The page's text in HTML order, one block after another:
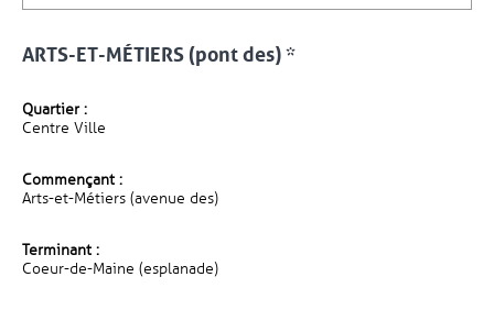
ARTS-ET-MÉTIERS (pont des) *
Quartier :
Centre Ville
Commençant :
Arts-et-Métiers (avenue des)
Terminant :
Coeur-de-Maine (esplanade)